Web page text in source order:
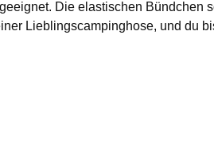
Die elastischen Bündchen
Lieblingscampinghose, und du